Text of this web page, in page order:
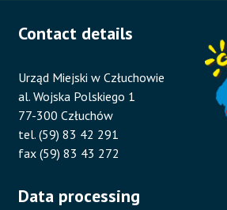
Contact details
Urząd Miejski w Człuchowie
al. Wojska Polskiego 1
77-300 Człuchów
tel. (59) 83 42 291
fax (59) 83 43 272
Data processing